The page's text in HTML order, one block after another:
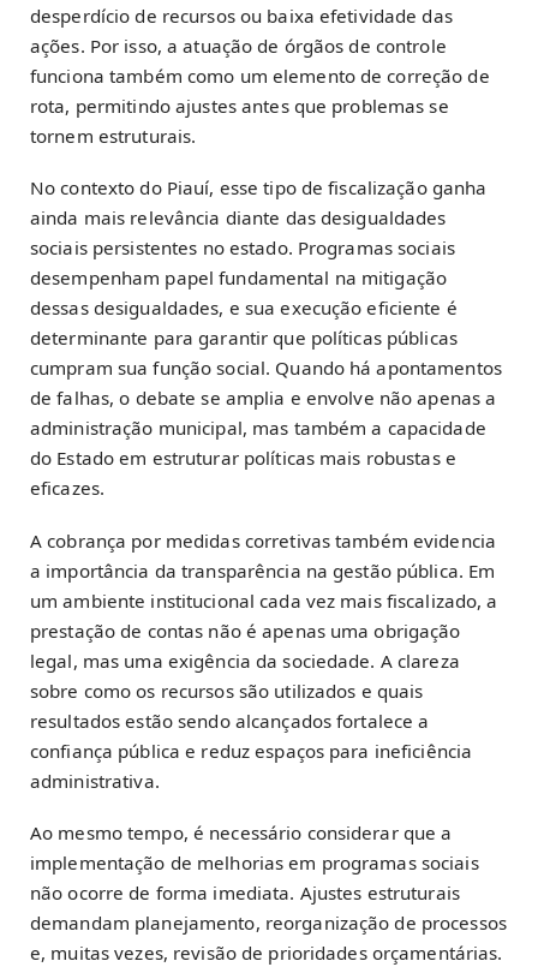
desperdício de recursos ou baixa efetividade das
ações. Por isso, a atuação de órgãos de controle
funciona também como um elemento de correção de
rota, permitindo ajustes antes que problemas se
tornem estruturais.
No contexto do Piauí, esse tipo de fiscalização ganha
ainda mais relevância diante das desigualdades
sociais persistentes no estado. Programas sociais
desempenham papel fundamental na mitigação
dessas desigualdades, e sua execução eficiente é
determinante para garantir que políticas públicas
cumpram sua função social. Quando há apontamentos
de falhas, o debate se amplia e envolve não apenas a
administração municipal, mas também a capacidade
do Estado em estruturar políticas mais robustas e
eficazes.
A cobrança por medidas corretivas também evidencia
a importância da transparência na gestão pública. Em
um ambiente institucional cada vez mais fiscalizado, a
prestação de contas não é apenas uma obrigação
legal, mas uma exigência da sociedade. A clareza
sobre como os recursos são utilizados e quais
resultados estão sendo alcançados fortalece a
confiança pública e reduz espaços para ineficiência
administrativa.
Ao mesmo tempo, é necessário considerar que a
implementação de melhorias em programas sociais
não ocorre de forma imediata. Ajustes estruturais
demandam planejamento, reorganização de processos
e, muitas vezes, revisão de prioridades orçamentárias.